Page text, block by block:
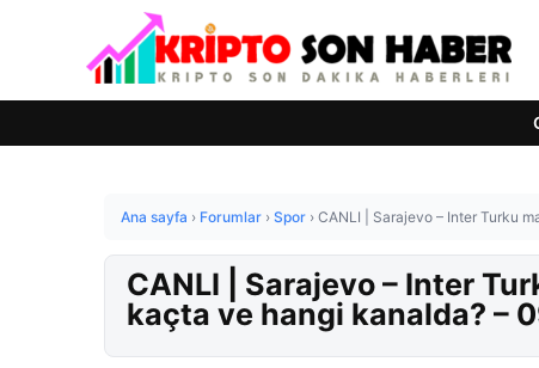
Ana sayfa › Forumlar › Spor › CANLI | Sarajevo – Inter Turku
CANLI | Sarajevo – Inter
kaçta ve hangi kanalda? –